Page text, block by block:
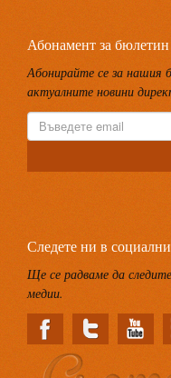
Абонамент за бюлетин
Абонирайте се за нашия
актуалните новини
Следете ни в
Ще се радваме да
медии.